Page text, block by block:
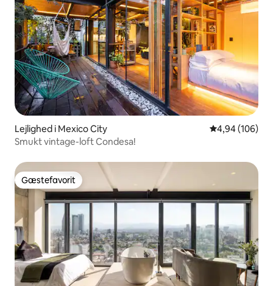
Lejlighed i Mexico City 4,94 ud af 5 i
4,94 (106)
Smukt vintage-loft Condesa!
Gæstefavorit
Gæstefavorit